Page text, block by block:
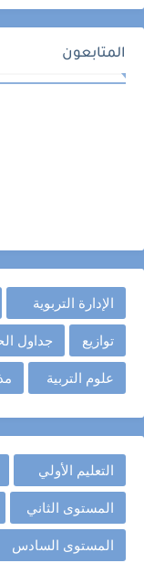
المتابعون
الإدارة التربوية
توازيع جداول
علوم التربية
التعليم الأولي
المستوى الثاني
المستوى السادس